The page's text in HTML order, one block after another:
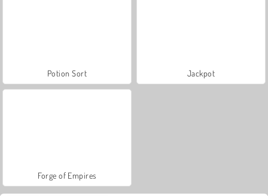
Potion Sort Jackpot
Forge of Empires